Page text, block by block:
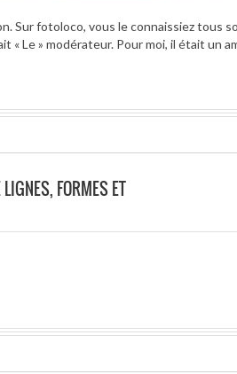
Sur fotoloco, vous le connaissiez tous
« Le » modérateur. Pour moi, il était un
FORMES ET